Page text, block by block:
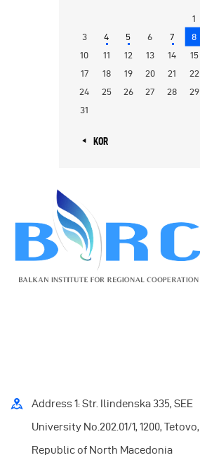
1
3
4 5 6 7 8
10
11 12 13 14 15
17
18 19 20 21 22
24
25 26 27 28 29
31
« KOR
Address 1: Str. Ilindenska 335, SEE
University No.202.01/1, 1200, Tetovo,
Republic of North Macedonia